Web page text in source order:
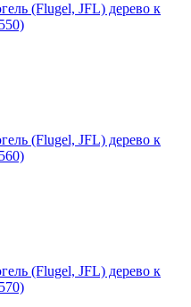
(Flugel, JFL) дерево к
(Flugel, JFL) дерево к
(Flugel, JFL) дерево к